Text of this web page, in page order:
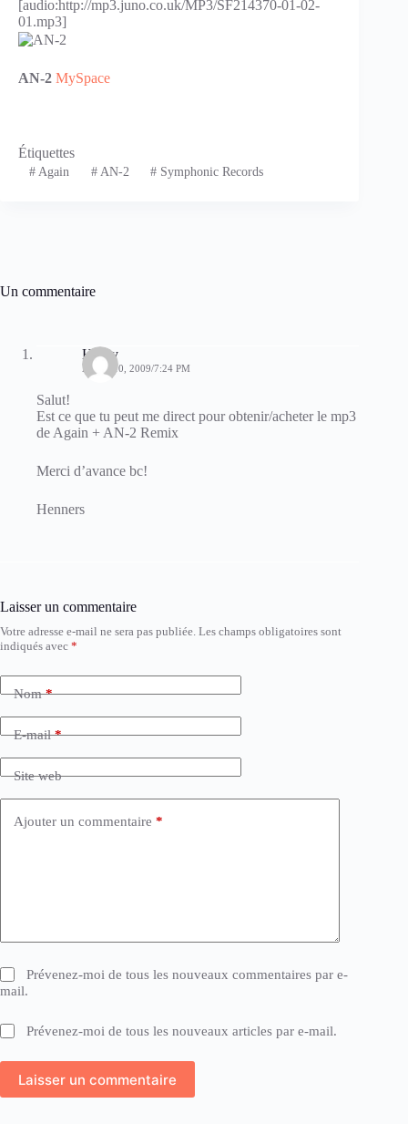
[audio:http://mp3.juno.co.uk/MP3/SF214370-01-02-
01.mp3]
AN-2 MySpace
Étiquettes
#Again #AN-2 # Symphonic Records
Un commentaire
Henry
AOÛT 10, 2009/7:24 PM
Salut!
Est ce que tu peut me direct pour obtenir/acheter le mp3
de Again + AN-2 Remix
Merci d’avance bc!
Henners
Laisser un commentaire
Votre adresse e-mail ne sera pas publiée. Les champs obligatoires sont
indiqués avec *
Nom*
E-mail*
Site web
Ajouter un commentaire *
Prévenez-moi de tous les nouveaux commentaires par e-
mail.
Prévenez-moi de tous les nouveaux articles par e-mail.
Laisser un commentaire